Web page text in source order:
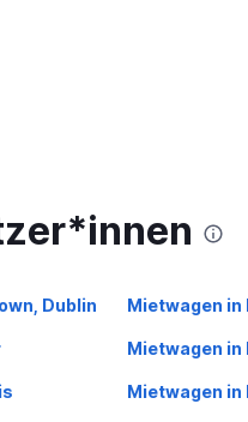
Dublin Mietwagen in
Mietwagen in
Mietwagen in